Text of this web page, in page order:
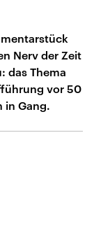
Nerv der Zeit
das Thema
vor 50
in Gang.